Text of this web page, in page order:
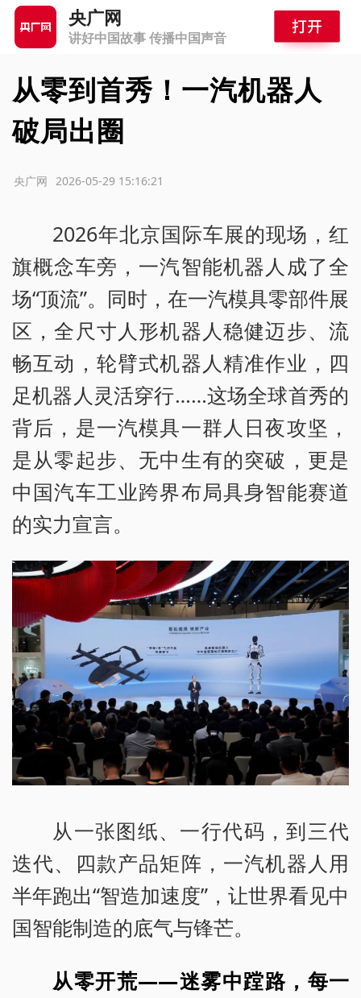
央广网
讲好中国故事 传播中国声音
从零到首秀！一汽机器人
破局出圈
2026-05-29 15:16:21
央广网
2026年北京国际车展的现场，红
旗概念车旁，一汽智能机器人成了全
场“顶流”。同时，在一汽模具零部件展
区，全尺寸人形机器人稳健迈步、流
畅互动，轮臂式机器人精准作业，四
足机器人灵活穿行……这场全球首秀的
背后，是一汽模具一群人日夜攻坚，
是从零起步、无中生有的突破，更是
中国汽车工业跨界布局具身智能赛道
的实力宣言。
从一张图纸、一行代码，到三代
迭代、四款产品矩阵，一汽机器人用
半年跑出“智造加速度”，让世界看见中
国智能制造的底气与锋芒。
从零开荒——迷雾中蹚路，每一